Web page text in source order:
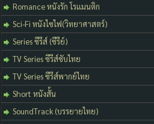
Romance หนังรัก โรแมนติก
Sci-Fi หนังไซไฟ(วิทยาศาสตร์)
Series ซีรีส์ (ซีรีย์)
TV Series ซีรีส์ซับไทย
TV Series ซีรีส์พากย์ไทย
Short หนังสั้น
SoundTrack (บรรยายไทย)